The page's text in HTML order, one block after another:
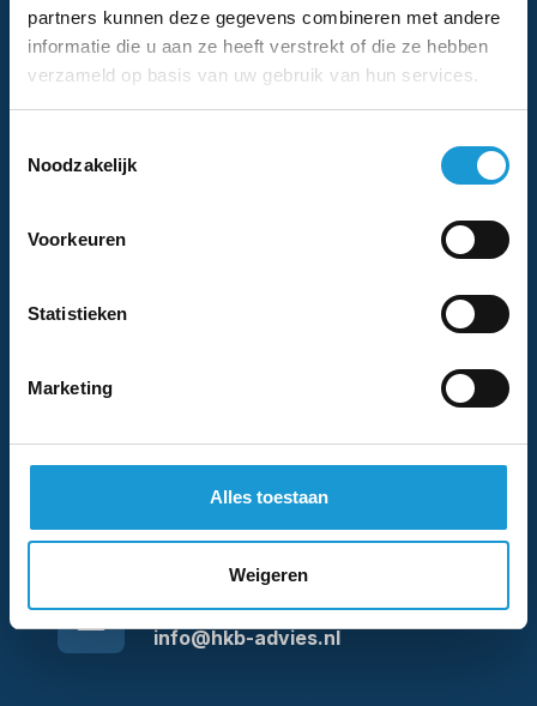
partners kunnen deze gegevens combineren met andere
informatie die u aan ze heeft verstrekt of die ze hebben
verzameld op basis van uw gebruik van hun services.
Noodzakelijk
Voorkeuren
Statistieken
Marketing
Alles toestaan
Weigeren
met een van onze adviseurs
Voor-
en
Bedrijfsnaam
opmerkingen
E-
op
Stuur ons een mail
info@hkb-advies.nl